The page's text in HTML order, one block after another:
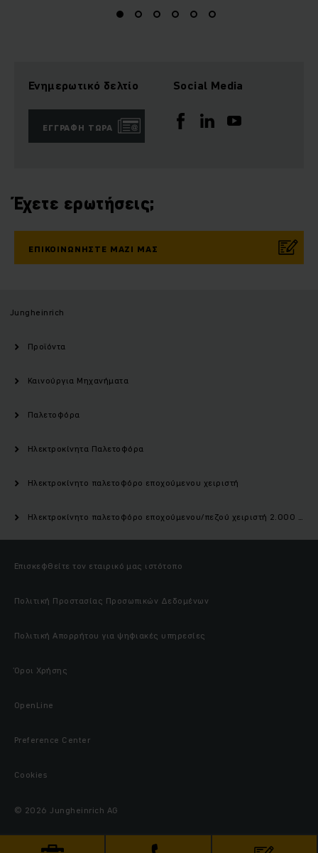
Ενημερωτικό δελτίο
ΕΓΓΡΑΦΉ ΤΏΡΑ
Social Media
Έχετε ερωτήσεις;
ΕΠΙΚΟΙΝΩΝΉΣΤΕ ΜΑΖΊ ΜΑΣ
Jungheinrich
Προϊόντα
Καινούργια Μηχανήματα
Παλετοφόρα
Ηλεκτροκίνητα Παλετοφόρα
Ηλεκτροκίνητο παλετοφόρο εποχούμενου χειριστή
Ηλεκτροκίνητο παλετοφόρο εποχούμενου/πεζού χειριστή 2.000 kg
Επισκεφθείτε τον εταιρικό μας ιστότοπο
Πολιτική Προστασίας Προσωπικών Δεδομένων
Πολιτική Απορρήτου για ψηφιακές υπηρεσίες
Όροι Χρήσης
OpenLine
Preference Center
Cookies
© 2026 Jungheinrich AG